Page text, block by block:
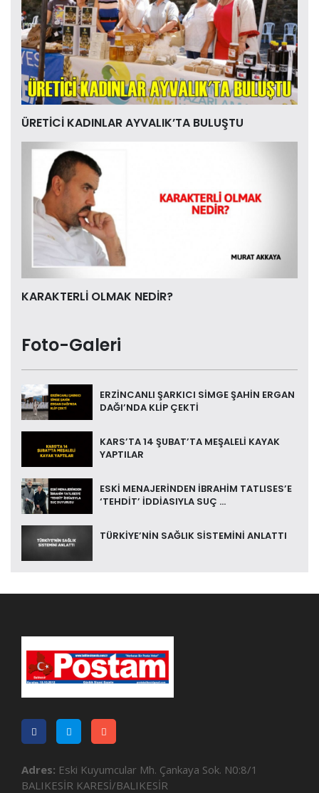
ÜRETİCİ KADINLAR AYVALIK’TA BULUŞTU
KARAKTERLİ OLMAK NEDİR?
Foto-Galeri
ERZİNCANLI ŞARKICI SİMGE ŞAHİN ERGAN
DAĞI’NDA KLİP ÇEKTİ
KARS’TA 14 ŞUBAT’TA MEŞALELİ KAYAK
YAPTILAR
ESKİ MENAJERİNDEN İBRAHİM TATLISES’E
‘TEHDİT’ İDDİASIYLA SUÇ ...
TÜRKİYE’NİN SAĞLIK SİSTEMİNİ ANLATTI
Adres: Eski Kuyumcular Mh. Çankaya Sok. N0:8/1
BALIKESİR KARESİ/BALIKESİR